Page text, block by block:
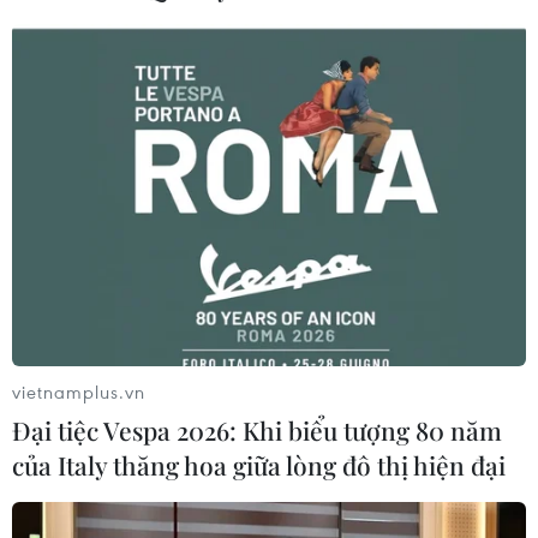
09/08/2026 06:28
Bão Dolphin gây ảnh hưởng diện
rộng tại miền Đông Trung Quốc
09/08/2026 04:23
Nhật Bản: Sạt lở đất khiến gần 400
Tai nạn xe buýt và sự cố xe bồn chở
xăng dầu gây nhiều thương vong ở
châu Phi
vietnamplus.vn
Đại tiệc Vespa 2026: Khi biểu tượng 80 năm
của Italy thăng hoa giữa lòng đô thị hiện đại